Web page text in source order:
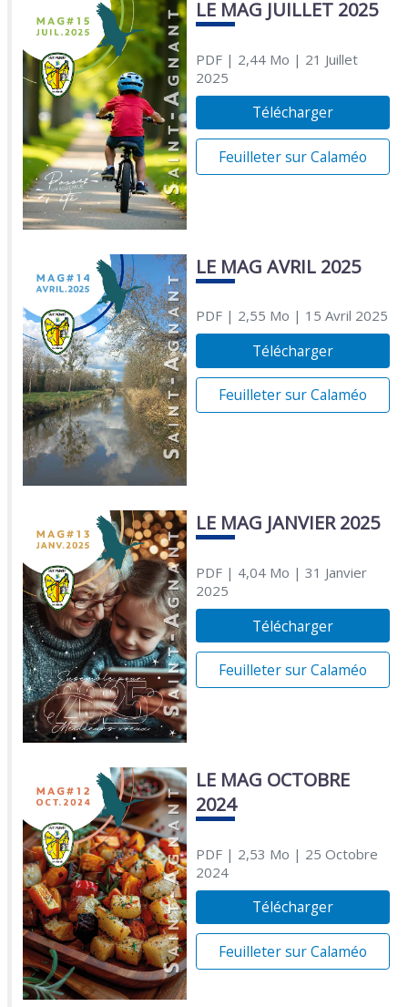
LE MAG JUILLET 2025
PDF| 2,44 Mo | 21 Juillet
2025
Télécharger
Feuilleter sur Calaméo
LE MAG AVRIL 2025
PDF| 2,55 Mo | 15 Avril 2025
Télécharger
Feuilleter sur Calaméo
LE MAG JANVIER 2025
PDF| 4,04 Mo | 31 Janvier
2025
Télécharger
Feuilleter sur Calaméo
LE MAG OCTOBRE
2024
PDF| 2,53 Mo | 25 Octobre
2024
Télécharger
Feuilleter sur Calaméo